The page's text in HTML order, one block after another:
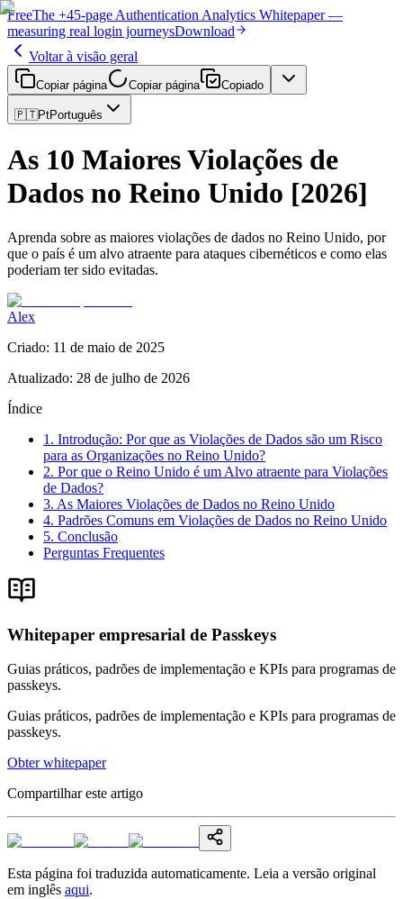
FreeThe +45-page Authentication Analytics Whitepaper —
measuring real login journeysDownload
Voltar à visão geral
Copiar página Copiar página Copiado
🇵🇹PtPortuguês
As 10 Maiores Violações de
Dados no Reino Unido [2026]
Aprenda sobre as maiores violações de dados no Reino Unido, por
que o país é um alvo atraente para ataques cibernéticos e como elas
poderiam ter sido evitadas.
Alex
Criado: 11 de maio de 2025
Atualizado: 28 de julho de 2026
Índice
1. Introdução: Por que as Violações de Dados são um Risco
para as Organizações no Reino Unido?
2. Por que o Reino Unido é um Alvo atraente para Violações
de Dados?
3. As Maiores Violações de Dados no Reino Unido
4. Padrões Comuns em Violações de Dados no Reino Unido
5. Conclusão
Perguntas Frequentes
Whitepaper empresarial de Passkeys
Guias práticos, padrões de implementação e KPIs para programas de
passkeys.
Guias práticos, padrões de implementação e KPIs para programas de
passkeys.
Obter whitepaper
Compartilhar este artigo
Esta página foi traduzida automaticamente. Leia a versão original
em inglês aqui.